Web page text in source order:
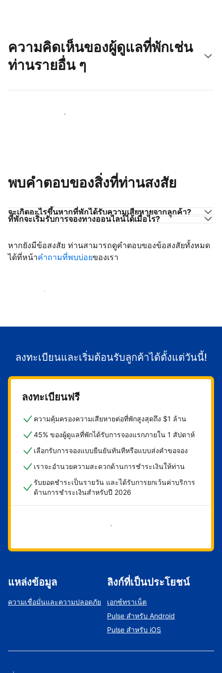
ความคิดเห็นของผู้ดูแลที่พักเช่น
ท่านรายอื่น ๆ
มาร่วมกับผู้ดูแลที่พักเช่นท่าน
พบคำตอบของสิ่งที่ท่านสงสัย
จะเกิดอะไรขึ้นหากที่พักได้รับความเสียหายจากลูกค้า?
ที่พักจะเริ่มรับการจองทางออนไลน์ได้เมื่อไร?
หากยังมีข้อสงสัย ท่านสามารถดูคำตอบของข้อสงสัยทั้งหมด
ได้ที่หน้าคำถามที่พบบ่อยของเรา
เริ่มต้อนรับลูกค้า
ลงทะเบียนและเริ่มต้อนรับลูกค้าได้ตั้งแต่วันนี้!
ลงทะเบียนฟรี
ความคุ้มครองความเสียหายต่อที่พักสูงสุดถึง $1 ล้าน
45% ของผู้ดูแลที่พักได้รับการจองแรกภายใน 1 สัปดาห์
เลือกรับการจองแบบยืนยันทันทีหรือแบบส่งคำขอจอง
เราจะอำนวยความสะดวกด้านการชำระเงินให้ท่าน
รับยอดชำระเป็นรายวัน และได้รับการยกเว้นค่าบริการ
ด้านการชำระเงินสำหรับปี 2026
เริ่มดำเนินการเลย
แหล่งข้อมูล
ความเชื่อมั่นและความปลอดภัย
ลิงก์ที่เป็นประโยชน์
เอกซ์ทราเน็ต
Pulse สำหรับ Android
Pulse สำหรับ iOS